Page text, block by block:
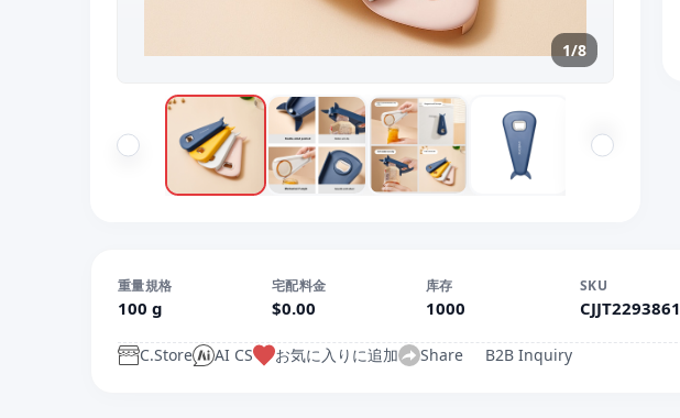
1/8
重量規格
100 g
宅配料金
$0.00
库存
1000
SKU
CJJT2293861
C.Store AI CS お気に入りに追加 Share B2B Inquiry